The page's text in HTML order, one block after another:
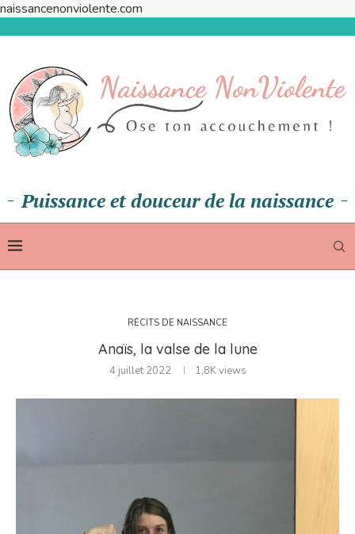
naissancenonviolente.com
Puissance et douceur de la naissance
RÉCITS DE NAISSANCE
Anaïs, la valse de la lune
4 juillet 2022 1,8Kviews